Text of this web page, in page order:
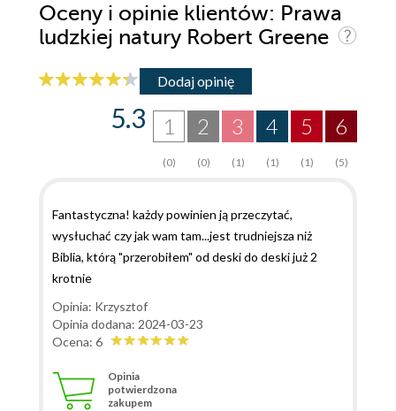
Oceny i opinie klientów: Prawa
ludzkiej natury Robert Greene
Dodaj opinię
6
(5)
5
(1)
4
(1)
3
(1)
2
(0)
1
(0)
5.3
Fantastyczna! każdy powinien ją przeczytać,
wysłuchać czy jak wam tam...jest trudniejsza niż
Biblia, którą "przerobiłem" od deski do deski już 2
krotnie
Opinia: Krzysztof
Opinia dodana: 2024-03-23
Ocena: 6
Opinia
potwierdzona
zakupem